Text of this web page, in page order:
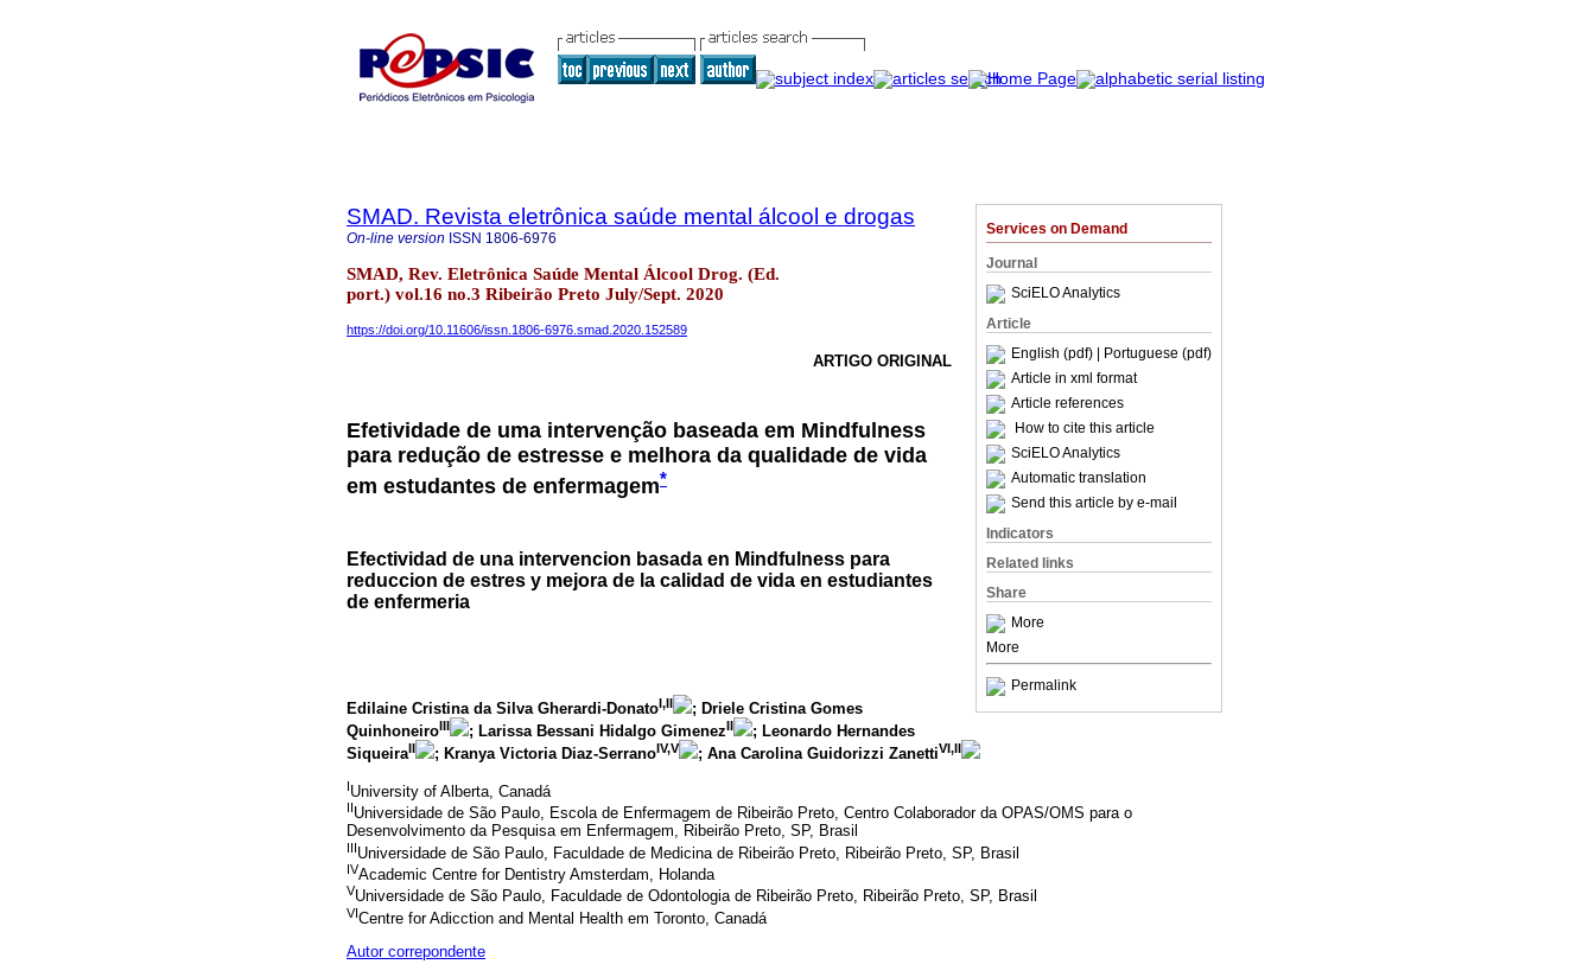
Services on Demand
Journal
SciELO Analytics
Article
English (pdf)
| Portuguese (pdf)
Article in xml format
Article references
How to cite this article
SciELO Analytics
Automatic translation
Send this article by e-mail
Indicators
Related links
Share
More
More
Permalink
SMAD. Revista eletrônica saúde mental álcool e drogas
On-line version ISSN 1806-6976
SMAD, Rev. Eletrônica Saúde Mental Álcool Drog. (Ed.
port.) vol.16 no.3 Ribeirão Preto July/Sept. 2020
https://doi.org/10.11606/issn.1806-6976.smad.2020.152589
ARTIGO ORIGINAL
Efetividade de uma intervenção baseada em Mindfulness
para redução de estresse e melhora da qualidade de vida
em estudantes de enfermagem*
Efectividad de una intervencion basada en Mindfulness para
reduccion de estres y mejora de la calidad de vida en estudiantes
de enfermeria
Edilaine Cristina da Silva Gherardi-DonatoI,II
; Driele Cristina Gomes
QuinhoneiroIII ; Larissa Bessani Hidalgo GimenezII
; Leonardo Hernandes
SiqueiraII ; Kranya Victoria Diaz-SerranoIV,V ; Ana Carolina Guidorizzi ZanettiVI,II
IUniversity of Alberta, Canadá
IIUniversidade de São Paulo, Escola de Enfermagem de Ribeirão Preto, Centro Colaborador da OPAS/OMS para o
Desenvolvimento da Pesquisa em Enfermagem, Ribeirão Preto, SP, Brasil
IIIUniversidade de São Paulo, Faculdade de Medicina de Ribeirão Preto, Ribeirão Preto, SP, Brasil
IVAcademic Centre for Dentistry Amsterdam, Holanda
VUniversidade de São Paulo, Faculdade de Odontologia de Ribeirão Preto, Ribeirão Preto, SP, Brasil
VICentre for Adicction and Mental Health em Toronto, Canadá
Autor correpondente